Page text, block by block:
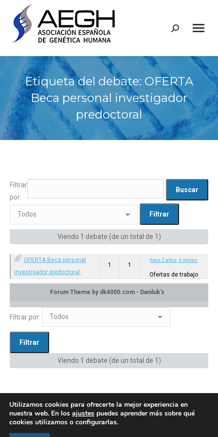
Buscar:
Etiqueta del debate: OFERTA
Beca personal investigador
predoctoral
Filtrar
por:
Viendo 1 debate (de un total de 1)
OFERTA Beca personal
investigador predoctoral,
Comunidad de Madrid
1 1
hace 2 años, 6 meses
Ofertas de trabajo
Filtrar por:
Viendo 1 debate (de un total de 1)
Utilizamos cookies para ofrecerte la mejor experiencia en
nuestra web. En los ajustes puedes aprender más sobre qué
cookies utilizamos o configurarlas.